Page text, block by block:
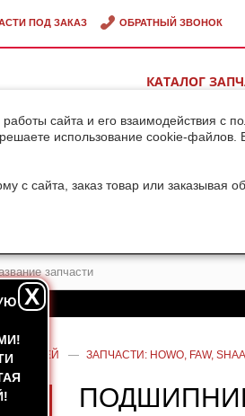
сайта и его взаимодействия с
использование cookie-файлов.
с сайта, заказ товар или заказывая
ПОД ЗАКАЗ ОБРАТНЫЙ ЗВОНОК
КАТАЛОГ
X
— ЗАПЧАСТИ: HOWO, FAW,